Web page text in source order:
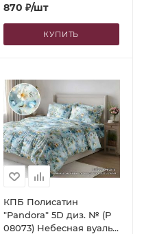
870 ₽/шт
КУПИТЬ
КПБ Полисатин
"Pandora" 5D диз. № (Р
08073) Небесная вуаль